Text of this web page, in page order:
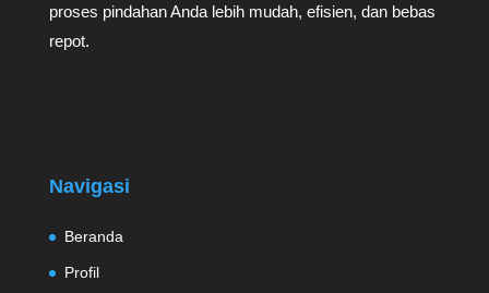
proses pindahan Anda lebih mudah, efisien, dan bebas
repot.
Navigasi
Beranda
Profil